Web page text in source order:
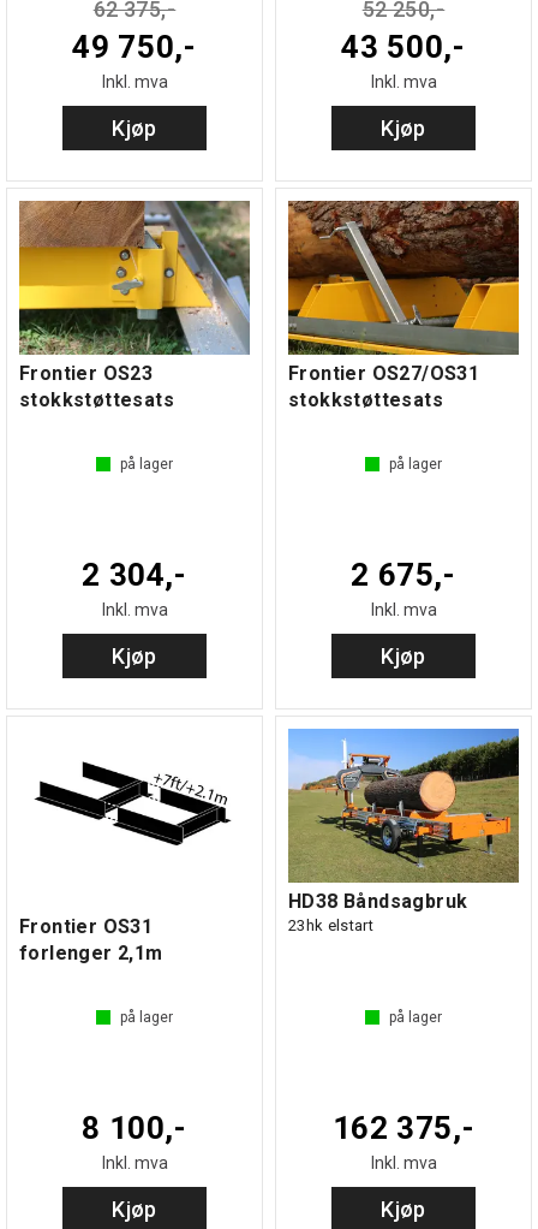
62 375,-
49 750,-
Inkl. mva
Kjøp
52 250,-
43 500,-
Inkl. mva
Kjøp
Frontier OS23
stokkstøttesats
på lager
2 304,-
Inkl. mva
Kjøp
Frontier OS27/OS31
stokkstøttesats
på lager
2 675,-
Inkl. mva
Kjøp
Frontier OS31
forlenger 2,1m
på lager
8 100,-
Inkl. mva
Kjøp
HD38 Båndsagbruk
23hk elstart
på lager
162 375,-
Inkl. mva
Kjøp